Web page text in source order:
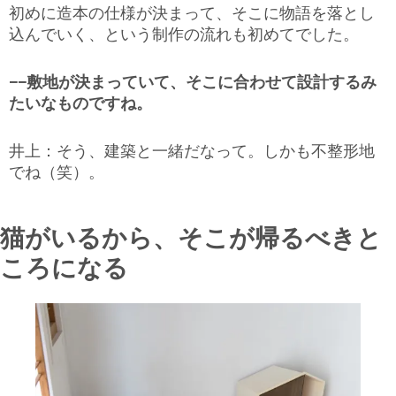
初めに造本の仕様が決まって、そこに物語を落とし
込んでいく、という制作の流れも初めてでした。
−−敷地が決まっていて、そこに合わせて設計するみ
たいなものですね。
井上：そう、建築と一緒だなって。しかも不整形地
でね（笑）。
猫がいるから、そこが帰るべきと
ころになる